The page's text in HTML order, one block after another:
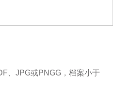
、JPG或PNGG，档案小于